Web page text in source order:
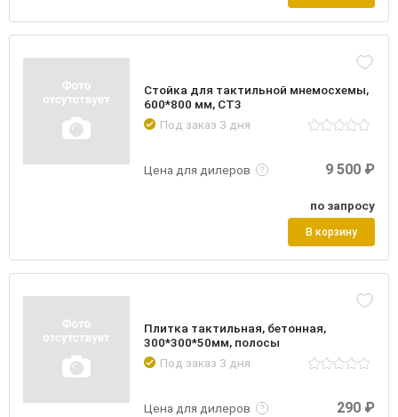
Стойка для тактильной мнемосхемы,
600*800 мм, СТ3
Под заказ 3 дня
Цена для дилеров
Подробнее Войти
9 500 ₽
по запросу
В корзину
Плитка тактильная, бетонная,
300*300*50мм, полосы
Под заказ 3 дня
Цена для дилеров
Подробнее Войти
290 ₽